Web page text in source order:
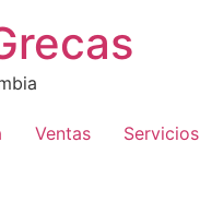
Ventas
Servicios